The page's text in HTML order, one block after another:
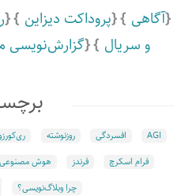
آگاهی پروداکت دیزاین
و سریال
گزارش‌نویسی
AGI افسردگی روزنوشته
فرام اسکرچ
فرندز هوش مصنوعی
چرا وبلاگ‌نویسی؟